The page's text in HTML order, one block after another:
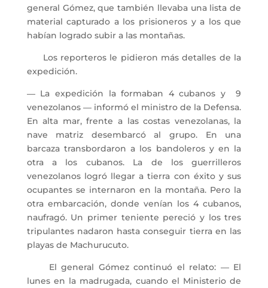
general Gómez, que también llevaba una lista de
material capturado a los prisioneros y a los que
habían logrado subir a las montañas.
Los reporteros le pidieron más detalles de la
expedición.
― La expedición la formaban 4 cubanos y 9
venezolanos ― informó el ministro de la Defensa.
En alta mar, frente a las costas venezolanas, la
nave matriz desembarcó al grupo. En una
barcaza transbordaron a los bandoleros y en la
otra a los cubanos. La de los guerrilleros
venezolanos logró llegar a tierra con éxito y sus
ocupantes se internaron en la montaña. Pero la
otra embarcación, donde venían los 4 cubanos,
naufragó. Un primer teniente pereció y los tres
tripulantes nadaron hasta conseguir tierra en las
playas de Machurucuto.
El general Gómez continuó el relato: ― El
lunes en la madrugada, cuando el Ministerio de